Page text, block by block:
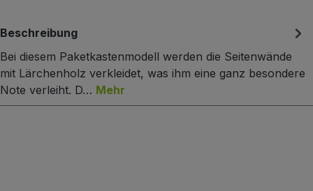
Beschreibung
Bei diesem Paketkastenmodell werden die Seitenwände
mit Lärchenholz verkleidet, was ihm eine ganz besondere
Note verleiht. D… Mehr